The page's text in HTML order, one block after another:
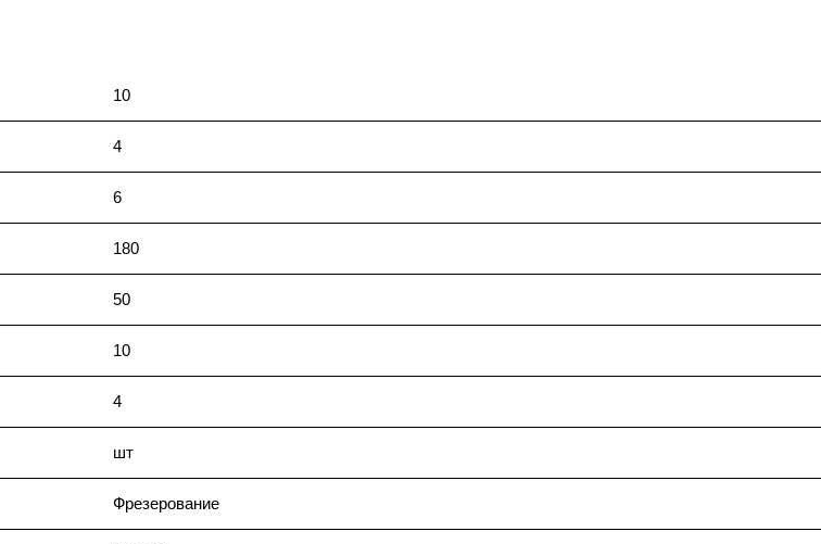
10
4
6
180
50
10
4
шт
Фрезерование